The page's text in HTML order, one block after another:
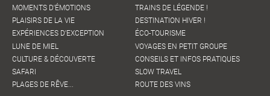
MOMENTS D'ÉMOTIONS
PLAISIRS DE LA VIE
EXPÉRIENCES D'EXCEPTION
LUNE DE MIEL
CULTURE & DÉCOUVERTE
SAFARI
PLAGES DE RÊVE...
TRAINS DE LÉGENDE !
DESTINATION HIVER !
ÉCO-TOURISME
VOYAGES EN PETIT GROUPE
CONSEILS ET INFOS PRATIQUES
SLOW TRAVEL
ROUTE DES VINS